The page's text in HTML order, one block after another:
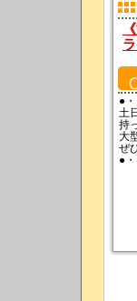
●
土
持
大
ぜ
●